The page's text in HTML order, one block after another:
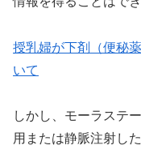
授乳婦が下剤（便秘
いて
しかし、モーラステ
用または静脈注射し